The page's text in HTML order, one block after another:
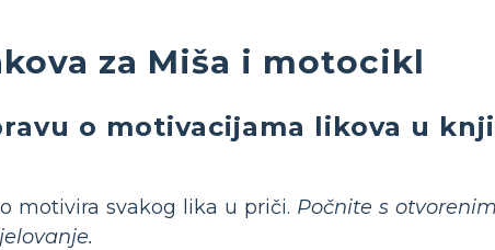
za Miša i motocikl
o motivacijama likova u
motivira svakog lika u priči. Počnite s